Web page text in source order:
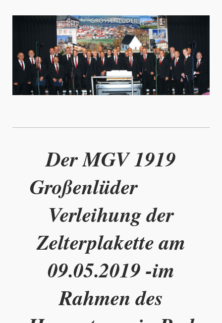
Der MGV 1919
Großenlüder
Verleihung der
Zelterplakette am
09.05.2019 -im
Rahmen des